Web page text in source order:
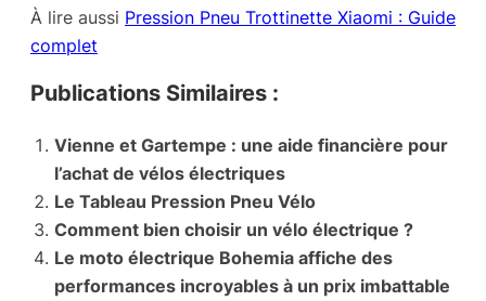
À lire aussi Pression Pneu Trottinette Xiaomi : Guide
complet
Publications Similaires :
Vienne et Gartempe : une aide financière pour
l’achat de vélos électriques
Le Tableau Pression Pneu Vélo
Comment bien choisir un vélo électrique ?
Le moto électrique Bohemia affiche des
performances incroyables à un prix imbattable